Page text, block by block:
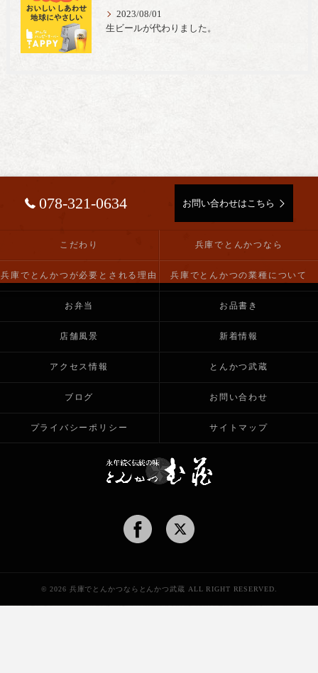
2023/08/01
生ビールが代わりました。
078-321-0634 お問い合わせはこちら
こだわり 兵庫でとんかつなら
兵庫でとんかつが必要とされる理由 兵庫でとんかつの業種について
お弁当 お品書き
店舗風景 新着情報
アクセス情報 とんかつ武蔵
ブログ お問い合わせ
プライバシーポリシー サイトマップ
© 2026 兵庫でとんかつならとんかつ武蔵 ALL RIGHT RESERVED.